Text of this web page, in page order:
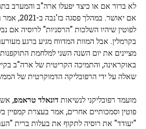
לא ברור אם או כיצד יפעלו ארה"ב והמערב
אם יאושר. במהלך פסגה בז'נבה ב-2021, אמר ביידן
לפוטין שיהיו השלכות "הרסניות" לרוסיה אם
בקרמלין. אבל המוות המדווח מגיע ברגע
מציינים את יום השנה השני למלחמת
באוקראינה, והתמיכה הקריטית של ארה"ב
שאלה על ידי הרפובליקה הדמוקרטית של
מועמד רפובליקני לנשיאות דונאלד טראמפ,
פוטין וסמכותיים אחרים, אמר בעצרת קמפיין
"יעודד" את רוסיה לתקוף את בעלות ברית